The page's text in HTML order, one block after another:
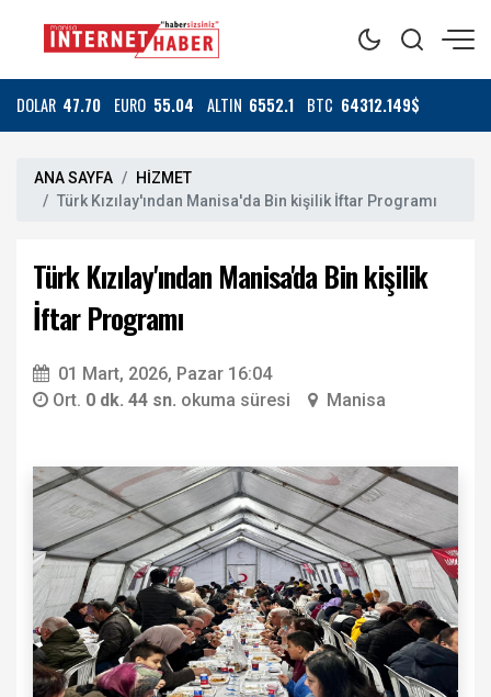
DOLAR 47.70 EURO 55.04 ALTIN 6552.1 BTC 64312.149$
ANA SAYFA
HİZMET
Türk Kızılay'ından Manisa'da Bin kişilik İftar Programı
Türk Kızılay'ından Manisa'da Bin kişilik
İftar Programı
01 Mart, 2026, Pazar 16:04
Ort. 0 dk. 44 sn. okuma süresi Manisa